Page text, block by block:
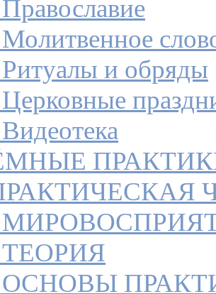
Православие
Молитвенное
Ритуалы и обряды
Церковные
Видеотека
ТЕОРИЯ
ОСНОВЫ